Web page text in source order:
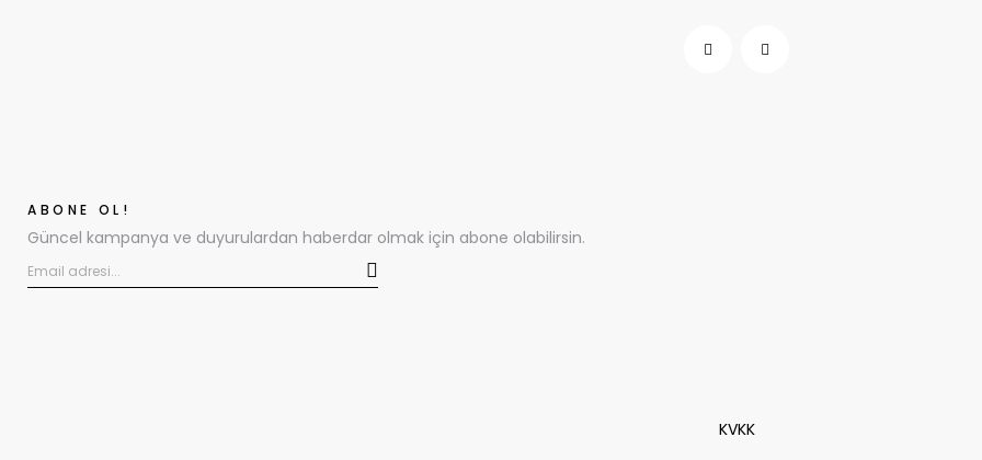
ABONE OL!
Güncel kampanya ve duyurulardan haberdar olmak için abone olabilirsin.
KVKK